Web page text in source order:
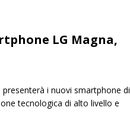
LG Magna,
presenterà i nuovi smartphone di
tecnologica di alto livello e